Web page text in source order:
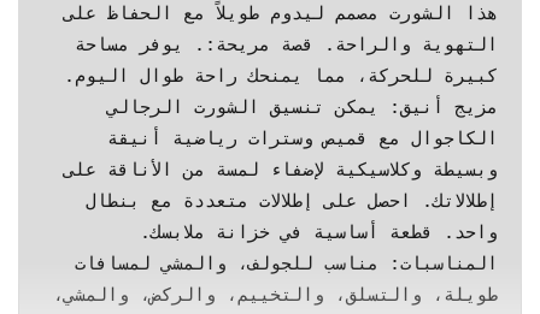
هذا الشورت مصمم ليدوم طويلاً مع الحفاظ على
التهوية والراحة.
كبيرة للحركة، مما يمنحك راحة طوال اليوم.
مزيج أنيق: يمكن تنسيق الشورت الرجالي
وبسيطة وكلاسيكية لإضفاء لمسة من الأناقة على
واحد. قطعة أساسية في خزانة ملابسك.